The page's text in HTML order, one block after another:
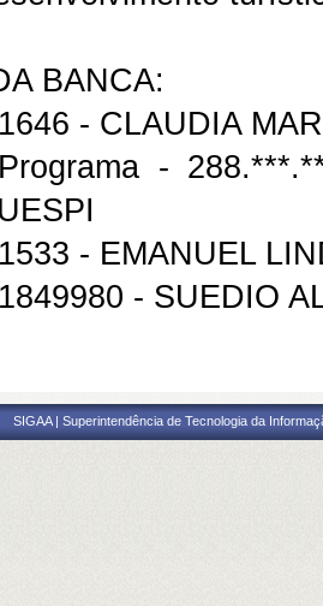
BANCA:
- CLAUDIA
-
- EMANUEL
- SUEDIO
SIGAA | Superintendência de Tecnologia da